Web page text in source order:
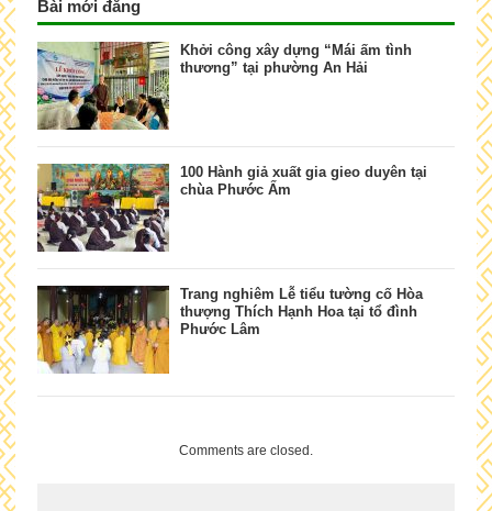
Bài mới đăng
Khởi công xây dựng “Mái ấm tình
thương” tại phường An Hải
100 Hành giả xuất gia gieo duyên tại
chùa Phước Ấm
Trang nghiêm Lễ tiểu tường cố Hòa
thượng Thích Hạnh Hoa tại tổ đình
Phước Lâm
Comments are closed.